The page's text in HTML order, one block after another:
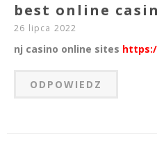
best online
26 lipca 2022
nj casino online sites
ODPOWIEDZ